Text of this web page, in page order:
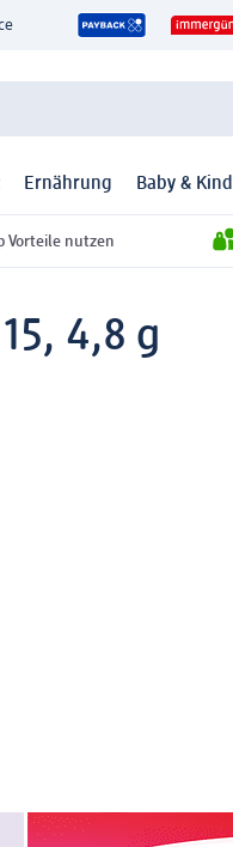
Ernährung Baby & Kind
Vorteile nutzen
4,8 g